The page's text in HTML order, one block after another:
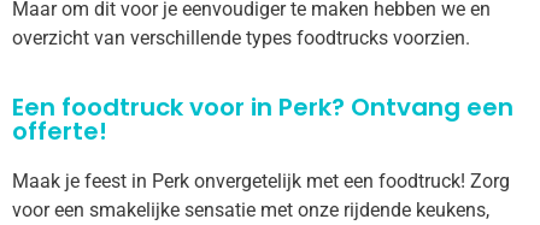
Maar om dit voor je eenvoudiger te maken hebben we en
overzicht van verschillende types foodtrucks voorzien.
Een foodtruck voor in Perk? Ontvang een
offerte!
Maak je feest in Perk onvergetelijk met een foodtruck! Zorg
voor een smakelijke sensatie met onze rijdende keukens,